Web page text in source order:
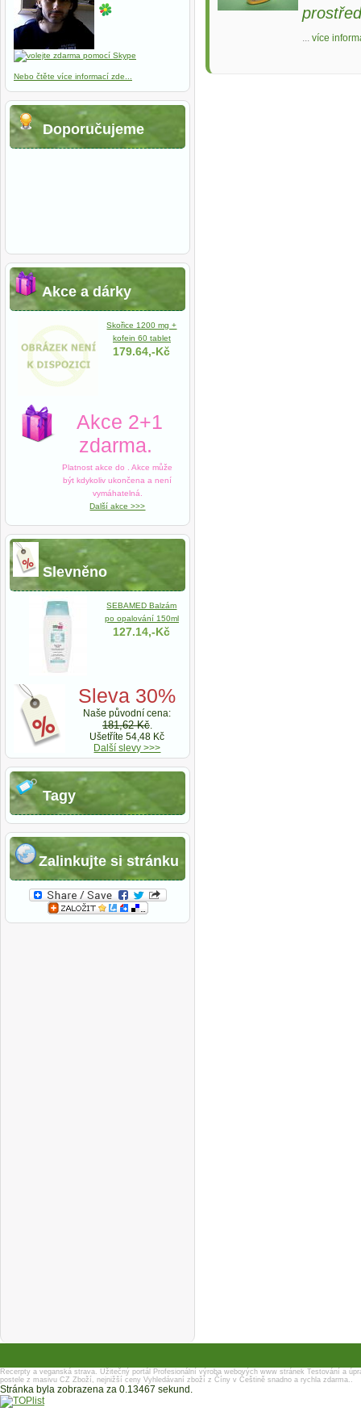
... více
Nebo čtěte více informací zde...
Doporučujeme
Akce a dárky
Skořice 1200 mg +
kofein 60 tablet
179.64,-Kč
Akce 2+1
zdarma.
Platnost akce do
. Akce může
být kdykoliv ukončena a není
vymáhatelná.
Další akce >>>
Slevněno
SEBAMED Balzám
po opalování 150ml
127.14,-Kč
Sleva 30%
Naše původní cena:
181,62 Kč.
Ušetříte 54,48 Kč
Další slevy >>>
Tagy
Zalinkujte si stránku
Recerpty a veganská strava. Užitečný portál Profesionální výroba webových www stránek Testování a
postele z masivu CZ Zboží, nejnižší ceny Vyhledávaní zboží z Číny v Češtině snadno a rychla zdarma..
Stránka byla zobrazena za 0.13467 sekund.